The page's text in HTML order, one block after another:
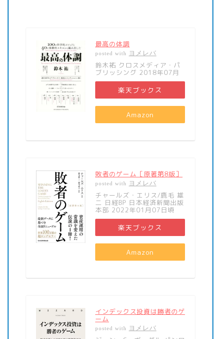
最高の体調
posted with ヨメレバ
鈴木祐 クロスメディア・パ
ブリッシング 2018年07月
楽天ブックス
Amazon
敗者のゲーム［原著第8版］
posted with ヨメレバ
チャールズ・エリス/鹿毛 雄
二 日経BP 日本経済新聞出版
本部 2022年01月07日頃
楽天ブックス
Amazon
インデックス投資は勝者のゲ
ーム
posted with ヨメレバ